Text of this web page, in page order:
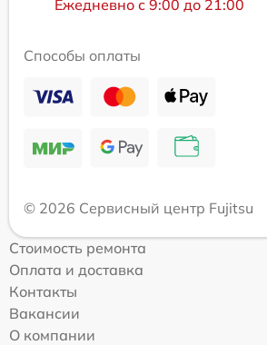
Ежедневно с 9:00 до 21:00
Способы оплаты
© 2026 Сервисный центр Fujitsu
Стоимость ремонта
Оплата и доставка
Контакты
Вакансии
О компании